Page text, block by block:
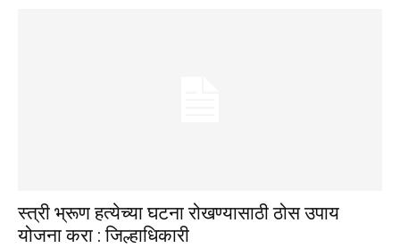
स्त्री भ्रूण हत्येच्या घटना रोखण्यासाठी ठोस उपाय
योजना करा : जिल्हाधिकारी